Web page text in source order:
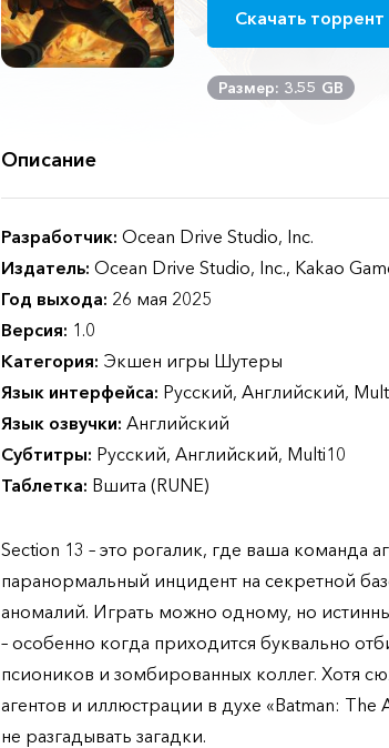
Скачать торрент
Размер: 3.55 GB
Описание
Разработчик: Ocean Drive Studio, Inc.
Издатель: Ocean Drive Studio, Inc., Kakao
Год выхода: 26 мая 2025
Версия: 1.0
Категория: Экшен игры Шутеры
Язык интерфейса: Русский, Английский,
Язык озвучки: Английский
Субтитры: Русский, Английский, Multi10
Таблетка: Вшита (RUNE)
Section 13 – это рогалик, где ваша команда
паранормальный инцидент на секретной
аномалий. Играть можно одному, но
– особенно когда приходится буквально
псиоников и зомбированных коллег. Хотя
агентов и иллюстрации в духе «Batman: The
не разгадывать загадки.